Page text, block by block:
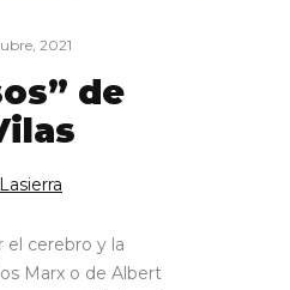
2021
de
el cerebro y la
Marx o de Albert